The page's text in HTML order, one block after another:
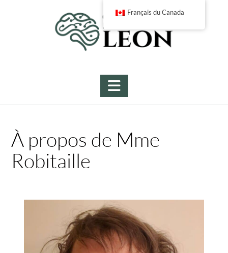
À propos de Mme
Robitaille
Français du Canada